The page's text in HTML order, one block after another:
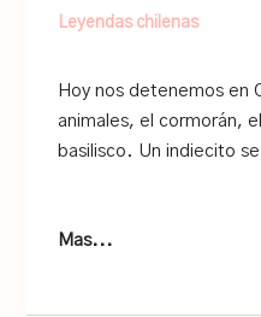
Leyendas chilenas
Hoy nos detenemos en
animales, el cormorán,
basilisco. Un indiecito
Mas...